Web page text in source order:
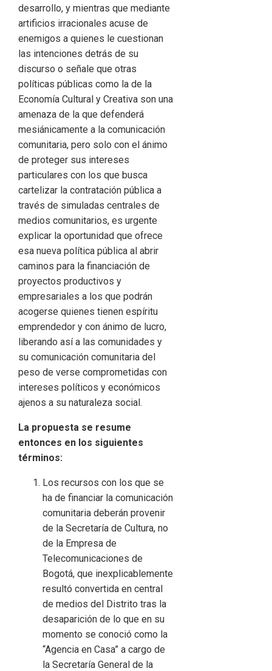
desarrollo, y mientras que mediante
artificios irracionales acuse de
enemigos a quienes le cuestionan
las intenciones detrás de su
discurso o señale que otras
políticas públicas como la de la
Economía Cultural y Creativa son una
amenaza de la que defenderá
mesiánicamente a la comunicación
comunitaria, pero solo con el ánimo
de proteger sus intereses
particulares con los que busca
cartelizar la contratación pública a
través de simuladas centrales de
medios comunitarios, es urgente
explicar la oportunidad que ofrece
esa nueva política pública al abrir
caminos para la financiación de
proyectos productivos y
empresariales a los que podrán
acogerse quienes tienen espíritu
emprendedor y con ánimo de lucro,
liberando así a las comunidades y
su comunicación comunitaria del
peso de verse comprometidas con
intereses políticos y económicos
ajenos a su naturaleza social.
La propuesta se resume
entonces en los siguientes
términos:
Los recursos con los que se
ha de financiar la comunicación
comunitaria deberán provenir
de la Secretaría de Cultura, no
de la Empresa de
Telecomunicaciones de
Bogotá, que inexplicablemente
resultó convertida en central
de medios del Distrito tras la
desaparición de lo que en su
momento se conoció como la
“Agencia en Casa” a cargo de
la Secretaría General de la